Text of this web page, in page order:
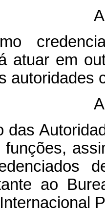
atuar em
autoridades
das
funções,
ao